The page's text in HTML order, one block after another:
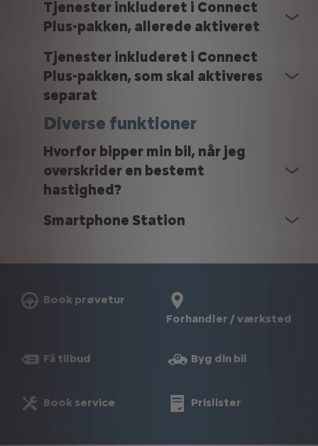
Tjenester inkluderet i Connect
Plus-pakken, allerede aktiveret
Tjenester inkluderet i Connect
Plus-pakken, som skal aktiveres
separat
Diverse funktioner
Hvorfor bipper min bil, når jeg
overskrider en bestemt
hastighed?
Smartphone Station
Book prøvetur
Forhandler / værksted
Få tilbud Byg din bil
Book service Prislister